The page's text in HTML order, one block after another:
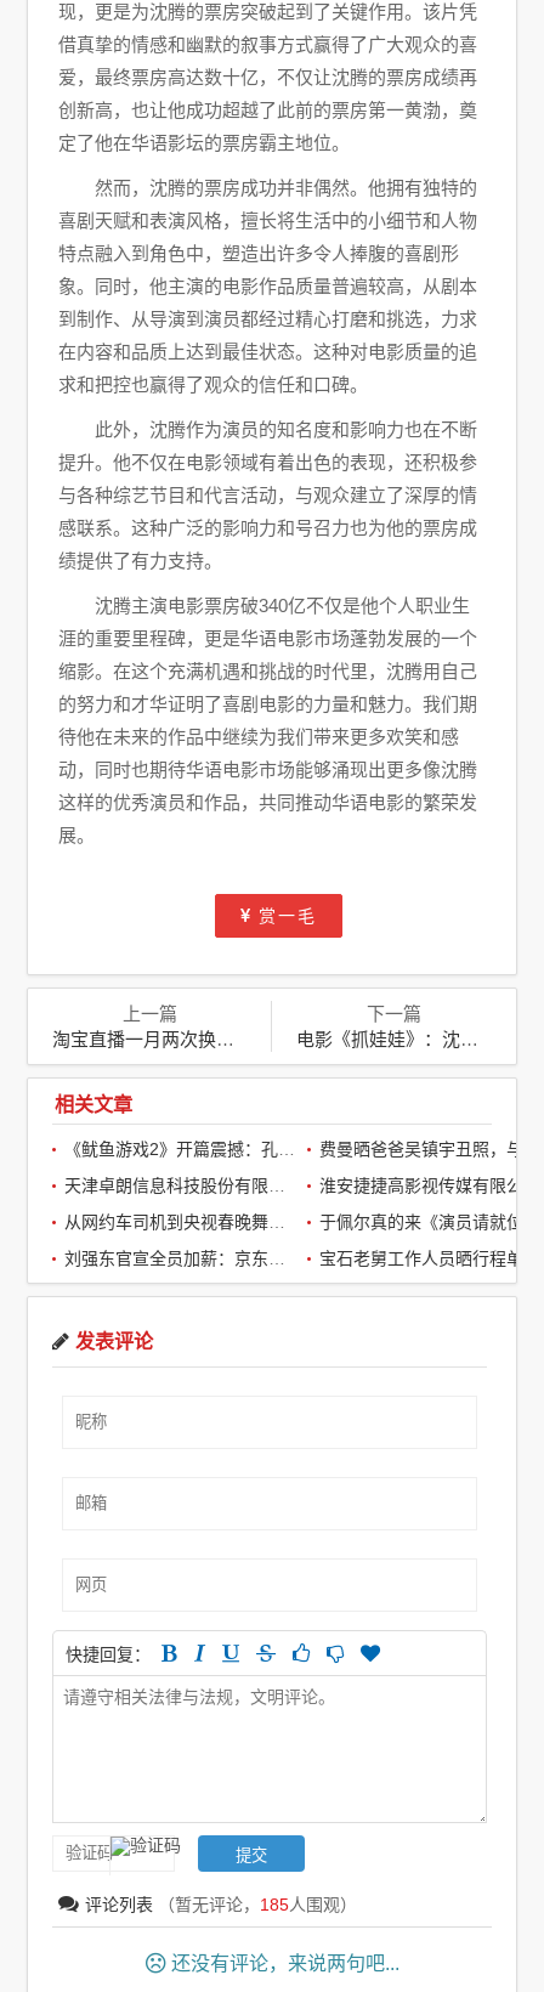
现，更是为沈腾的票房突破起到了关键作用。该片凭
借真挚的情感和幽默的叙事方式赢得了广大观众的喜
爱，最终票房高达数十亿，不仅让沈腾的票房成绩再
创新高，也让他成功超越了此前的票房第一黄渤，奠
定了他在华语影坛的票房霸主地位。
然而，沈腾的票房成功并非偶然。他拥有独特的
喜剧天赋和表演风格，擅长将生活中的小细节和人物
特点融入到角色中，塑造出许多令人捧腹的喜剧形
象。同时，他主演的电影作品质量普遍较高，从剧本
到制作、从导演到演员都经过精心打磨和挑选，力求
在内容和品质上达到最佳状态。这种对电影质量的追
求和把控也赢得了观众的信任和口碑。
此外，沈腾作为演员的知名度和影响力也在不断
提升。他不仅在电影领域有着出色的表现，还积极参
与各种综艺节目和代言活动，与观众建立了深厚的情
感联系。这种广泛的影响力和号召力也为他的票房成
绩提供了有力支持。
沈腾主演电影票房破340亿不仅是他个人职业生
涯的重要里程碑，更是华语电影市场蓬勃发展的一个
缩影。在这个充满机遇和挑战的时代里，沈腾用自己
的努力和才华证明了喜剧电影的力量和魅力。我们期
待他在未来的作品中继续为我们带来更多欢笑和感
动，同时也期待华语电影市场能够涌现出更多像沈腾
这样的优秀演员和作品，共同推动华语电影的繁荣发
展。
赏一毛
上一篇
淘宝直播一月两次换帅：背后的战略变革与未来挑战
下一篇
电影《抓娃娃》：沈腾马丽演绎笑中带泪的家庭喜剧
相关文章
淮安捷捷高影视传媒有限公司
发表评论
快捷回复：
评论列表 （暂无评论， 185人围观）
还没有评论，来说两句吧...